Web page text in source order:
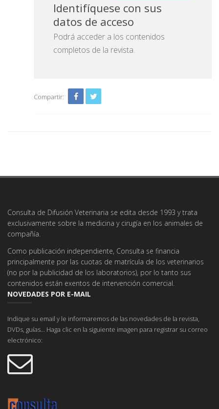
Identifíquese con sus
datos de acceso
Podrá acceder a los contenidos
completos de la revista.
Compartir:
Consulta de Difusión Veterinaria se edita desde 1993 y trata
exclusivamente sobre la medicina y cirugía en los animales de
compañía.
Como publicación independiente, Consulta se financia
principalmente por las cuotas de matrícula de los veterinarios
(no por la publicidad de los laboratorios), por lo tanto sus
contenidos están exentos de intervención comercial.
NOVEDADES POR E-MAIL
Indique su email y le informaremos de las novedades de la revista,
DVDs, guías... Haga clic en la siguiente imagen para registrar su correo
electrónico: